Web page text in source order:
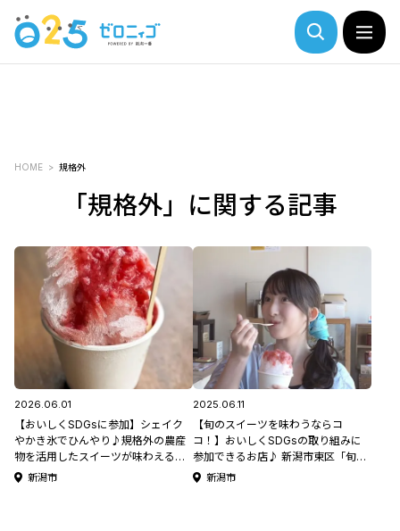
HOME 規格外
「規格外」に関する記事
2026.06.01
【おいしくSDGsに参加】シェイク
やかき氷でひんやり♪規格外の農産
物を活用したスイーツが味わえる！
新潟市東区「旬果甘味店 ルコト」
新潟市
2025.06.11
【旬のスイーツを味わうならコ
コ！】おいしくSDGsの取り組みに
参加できるお店♪ 新潟市東区「旬果
甘味店 ルコト」
新潟市